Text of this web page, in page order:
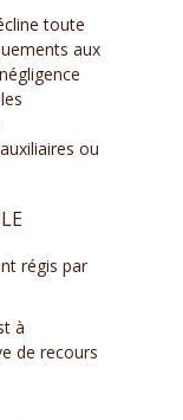
toute
aux
ou
régis par
à
de recours